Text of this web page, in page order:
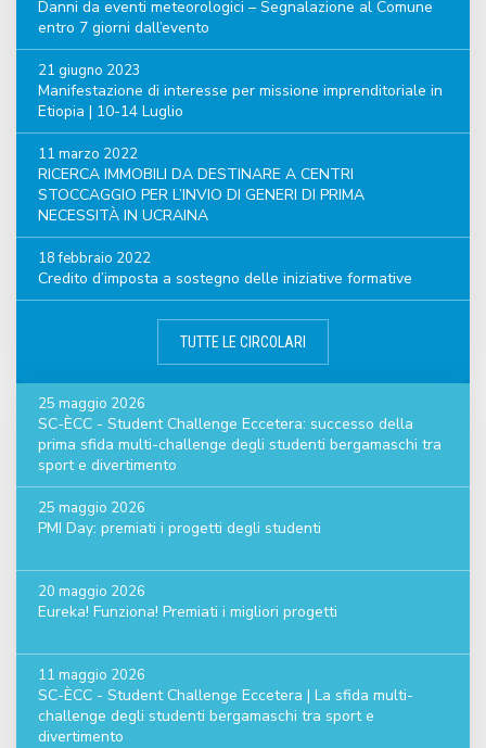
Danni da eventi meteorologici – Segnalazione al Comune
entro 7 giorni dall’evento
21 giugno 2023
Manifestazione di interesse per missione imprenditoriale in
Etiopia | 10-14 Luglio
11 marzo 2022
RICERCA IMMOBILI DA DESTINARE A CENTRI
STOCCAGGIO PER L’INVIO DI GENERI DI PRIMA
NECESSITÀ IN UCRAINA
18 febbraio 2022
Credito d’imposta a sostegno delle iniziative formative
TUTTE LE CIRCOLARI
25 maggio 2026
SC-ÈCC - Student Challenge Eccetera: successo della
prima sfida multi-challenge degli studenti bergamaschi tra
sport e divertimento
25 maggio 2026
PMI Day: premiati i progetti degli studenti
20 maggio 2026
Eureka! Funziona! Premiati i migliori progetti
11 maggio 2026
SC-ÈCC - Student Challenge Eccetera | La sfida multi-
challenge degli studenti bergamaschi tra sport e
divertimento